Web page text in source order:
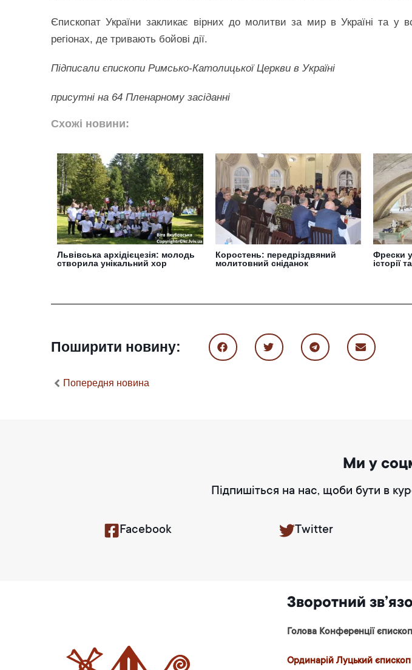
Єпископат України закликає вірних до молитви за мир в Україні та у
регіонах, де тривають бойові дії.
Підписали єпископи Римсько-Католицької Церкви в Україні
присутні на 64 Пленарному засіданні
Схожі новини:
Львівська архідієцезія: молодь
створила унікальний хор
Коростень: передріздвяний
молитовний сніданок
Фрески
історії
Поширити новину:
Попередня новина
Ми у
Підпишіться на нас, щоби бути в
Facebook Twitter
Зворотний
Голова Конференції
Ординарій Луцький єпископ